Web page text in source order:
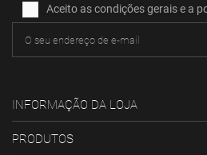
Aceito as condições gerais e a
INFORMAÇÃO DA LOJA
PRODUTOS